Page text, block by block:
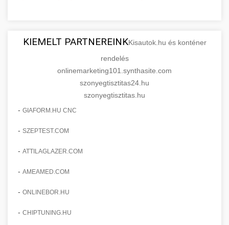
KIEMELT PARTNEREINKKisautok.hu és konténer
rendelés
onlinemarketing101.synthasite.com
szonyegtisztitas24.hu
szonyegtisztitas.hu
- GIAFORM.HU CNC
- SZEPTEST.COM
- ATTILAGLAZER.COM
- AMEAMED.COM
- ONLINEBOR.HU
- CHIPTUNING.HU